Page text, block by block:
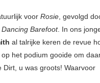
voor Rosie , gevolgd
Dancing Barefoot. In ons
al talrijke keren de revue
het podium gooide om
u was groots! Waarvoor